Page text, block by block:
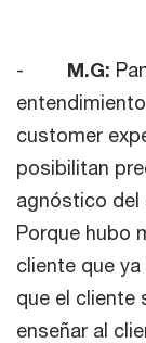
- M.G:
customer
posibilitan
agnóstico del
Porque hubo
cliente que
que el cliente
enseñar al